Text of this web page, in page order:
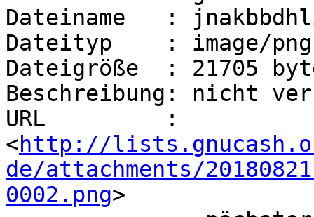
Dateiname   :
Dateityp    : image/png
Dateigröße  : 21705
Beschreibung: nicht
URL         :
<http://
de/attachments/
0002.png>